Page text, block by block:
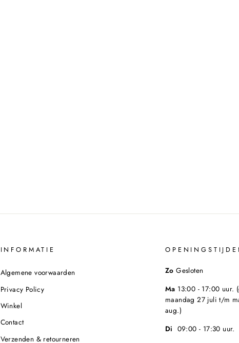
INFORMATIE
Algemene voorwaarden
Privacy Policy
Winkel
Contact
Verzenden & retourneren
Zo Gesloten
Ma 13:00 - 17:00 uur.
maandag 27 juli t/m
aug.)
Di 09:00 - 17:30 uur.